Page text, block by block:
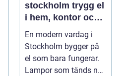
stockholm trygg el
i hem, kontor och
industri
En modern vardag i
Stockholm bygger på
el som bara fungerar.
Lampor som tänds när